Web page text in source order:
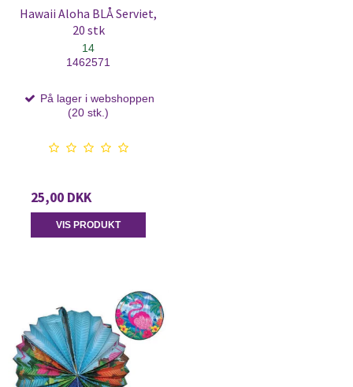
Hawaii Aloha BLÅ Serviet,
20 stk
14
1462571
På lager i webshoppen
(20 stk.)
25,00 DKK
VIS PRODUKT